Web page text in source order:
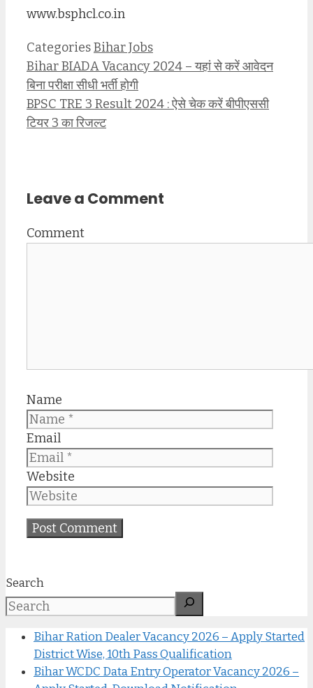
www.bsphcl.co.in
CategoriesBihar Jobs
Bihar BIADA Vacancy 2024 – यहां से करें आवेदन
बिना परीक्षा सीधी भर्ती होगी
BPSC TRE 3 Result 2024 : ऐसे चेक करें बीपीएससी
टियर 3 का रिजल्ट
Leave a Comment
Comment
Name
Email
Website
Search
Bihar Ration Dealer Vacancy 2026 – Apply Started
District Wise, 10th Pass Qualification
Bihar WCDC Data Entry Operator Vacancy 2026 –